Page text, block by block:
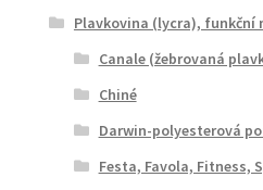
Plavkovina (lycra), funkční
Canale (žebrovaná
Chiné
Darwin-polyesterová
Festa, Favola, Fitness,